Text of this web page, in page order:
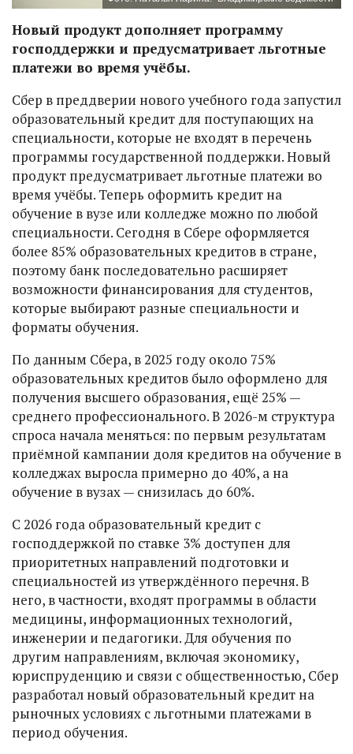
Новый продукт дополняет программу
господдержки и предусматривает льготные
платежи во время учёбы.
Сбер в преддверии нового учебного года запустил
образовательный кредит для поступающих на
специальности, которые не входят в перечень
программы государственной поддержки. Новый
продукт предусматривает льготные платежи во
время учёбы. Теперь оформить кредит на
обучение в вузе или колледже можно по любой
специальности. Сегодня в Сбере оформляется
более 85% образовательных кредитов в стране,
поэтому банк последовательно расширяет
возможности финансирования для студентов,
которые выбирают разные специальности и
форматы обучения.
По данным Сбера, в 2025 году около 75%
образовательных кредитов было оформлено для
получения высшего образования, ещё 25% —
среднего профессионального. В 2026-м структура
спроса начала меняться: по первым результатам
приёмной кампании доля кредитов на обучение в
колледжах выросла примерно до 40%, а на
обучение в вузах — снизилась до 60%.
С 2026 года образовательный кредит с
господдержкой по ставке 3% доступен для
приоритетных направлений подготовки и
специальностей из утверждённого перечня. В
него, в частности, входят программы в области
медицины, информационных технологий,
инженерии и педагогики. Для обучения по
другим направлениям, включая экономику,
юриспруденцию и связи с общественностью, Сбер
разработал новый образовательный кредит на
рыночных условиях с льготными платежами в
период обучения.